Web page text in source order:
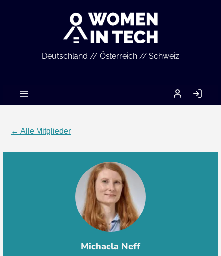
Deutschland // Österreich // Schweiz
MEIN
ACCOUNT
← Alle Mitglieder
Michaela Neff